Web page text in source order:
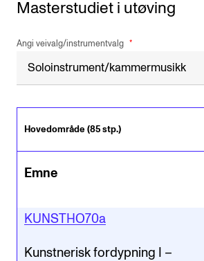
Masterstudiet i utøving
Angi veivalg/instrumentvalg
Hovedområde (85 stp.)
Emne
KUNSTHO70a
Kunstnerisk fordypning I –